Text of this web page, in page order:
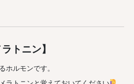
トニン】
ホルモンです。